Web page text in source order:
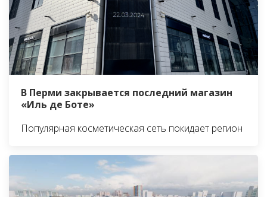
В Перми закрывается последний магазин
«Иль де Боте»
Популярная косметическая сеть покидает регион